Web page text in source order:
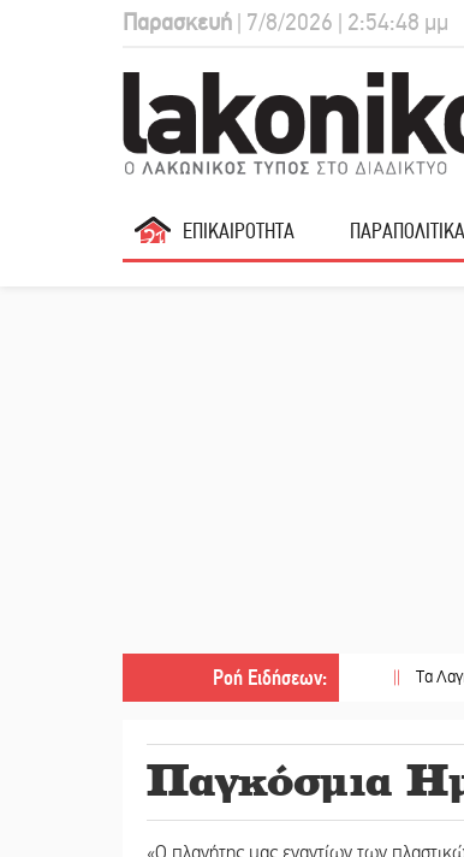
Παρασκευή | 7/8/2026 | 2:54:49 μμ
ΕΠΙΚΑΙΡΟΤΗΤΑ ΠΑΡΑΠΟΛΙΤΙΚΑ
Ροή Ειδήσεων: Τα Λαγκάδια
Παγκόσμια